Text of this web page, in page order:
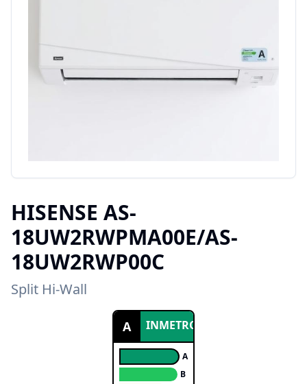
HISENSE AS-
18UW2RWPMA00E/AS-
18UW2RWP00C
Split Hi-Wall
A INMETRO
A
B